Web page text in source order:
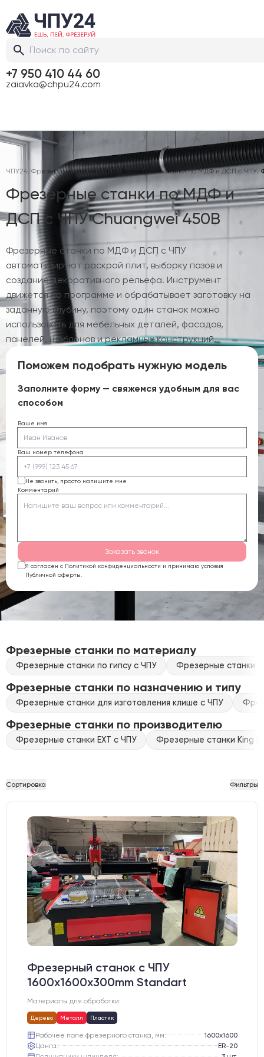
+7 950 410 44 60
zaiavka@chpu24.com
ЧПУ24/Фрезерные станки с ЧПУ Фрезерные станки по МДФ и ДСП с ЧПУ/
Фрезерные станки по МДФ и
ДСП с ЧПУ Chuangwei 450B
Фрезерные станки по МДФ и ДСП с ЧПУ
автоматизируют раскрой плит, выборку пазов и
создание декоративного рельефа. Инструмент
движется по программе и обрабатывает заготовку на
заданную глубину, поэтому один станок можно
использовать для мебельных деталей, фасадов,
панелей, шаблонов и рекламных конструкций.
Поможем подобрать нужную модель
Заполните форму — свяжемся удобным для вас
способом
Ваше имя
Ваш номер телефона
Не звонить, просто напишите мне
Комментарий
Заказать звонок
Я согласен с Политикой конфиденциальности и принимаю условия
Публичной оферты.
Фрезерные станки по материалу
Фрезерные станки по гипсу с ЧПУ Фрезерные станки
Фрезерные станки по назначению и типу
Фрезерные станки для изготовления клише с ЧПУ
Фрезерные станки по производителю
Фрезерные станки EXT с ЧПУ Фрезерные станки King
Сортировка Фильтры
Фрезерный станок с ЧПУ
1600x1600x300mm Standart
Материалы для обработки:
Дерево Металл Пластик
Рабочее поле фрезерного станка, мм:
1600х1600
Цанга:
ER-20